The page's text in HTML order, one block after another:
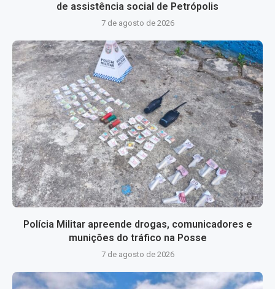
de assistência social de Petrópolis
7 de agosto de 2026
Polícia Militar apreende drogas, comunicadores e
munições do tráfico na Posse
7 de agosto de 2026